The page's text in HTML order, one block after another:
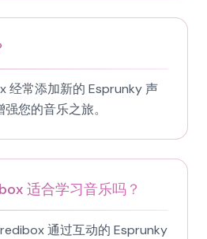
经常添加新的 Esprunky 声
您的音乐之旅。
适合学习音乐吗？
通过互动的 Esprunky